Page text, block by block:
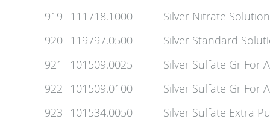
919
111718.1000
Sılver Nıtrate Solutıon
920 119797.0500
Sılver Standard
921
101509.0025
Sılver Sulfate Gr For
922
101509.0100
Sılver Sulfate Gr For
923
101534.0050
Sılver Sulfate Extra